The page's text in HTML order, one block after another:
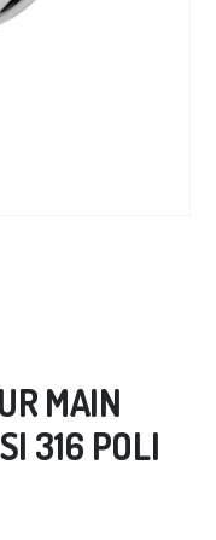
MAIN
316 POLI